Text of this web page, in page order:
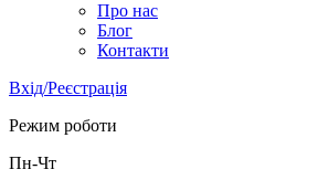
Про нас
Блог
Контакти
Вхід/Реєстрація
Режим роботи
Пн-Чт